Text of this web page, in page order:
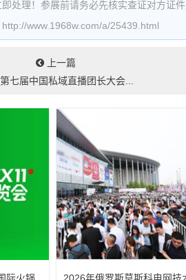
即处理！参展前请务必先核实查证对方证
www.1968w.com/a/25439.html
上一篇
七届中国私域直播团长大会...